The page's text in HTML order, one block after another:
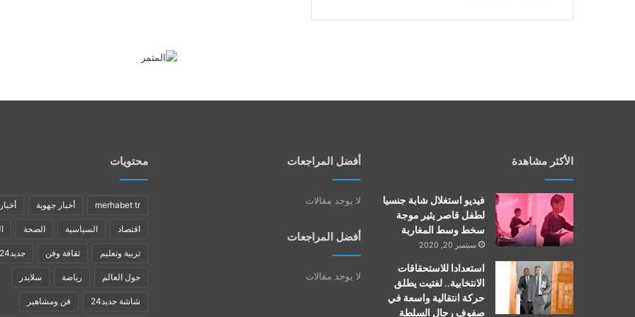
الأكثر مشاهدة
فيديو استغلال شابة جنسيا
لطفل قاصر يثير موجة
سخط وسط المغاربة
سبتمبر 20, 2020
استعدادا للاستحقاقات
الانتخابية.. لفتيت يطلق
حركة انتقالية واسعة في
صفوف رجال السلطة
أفضل المراجعات
لا يوجد مقالات
أفضل المراجعات
لا يوجد مقالات
محتويات
merhabet tr أخبار جهوية
اقتصاد السياسية الصحة
تربية وتعليم ثقافة وفن جديد24
حول العالم رياضة سلايدر
شاشة جديد24 فن ومشاهير